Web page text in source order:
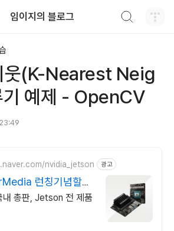
임이지의 블로그
웃(K-Nearest Neig
예제 - OpenCV
nvidia_jetson 광고
런칭기념할인
총판, Jetson 전 제품